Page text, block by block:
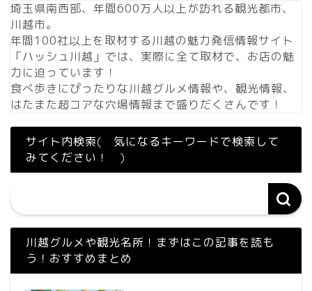
埼玉県南西部、年間600万人以上が訪れる観光都市、
川越市。
年間100社以上を取材する川越の魅力発信情報サイト
「ハッシュ川越」では、実際に全て取材で、お店の魅
力に迫っています！
食べ歩きにぴったりな川越グルメ情報や、観光情報、
はたまた超コアな穴場情報まで盛りだくさんです！
サイト内検索( 気になるキーワードで検索して
みてください！ )
川越グルメや観光名所！まずはこの記事を読も
う！おすすめまとめ